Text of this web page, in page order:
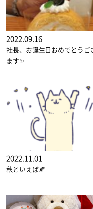
2022.09.16
社長、お誕生日おめでとうご
ます✨
2022.11.01
秋といえば🍂